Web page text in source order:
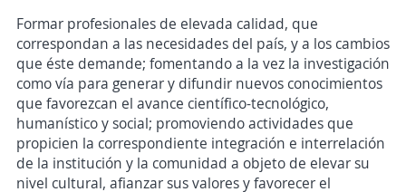
Formar profesionales de elevada calidad, que
correspondan a las necesidades del país, y a los cambios
que éste demande; fomentando a la vez la investigación
como vía para generar y difundir nuevos conocimientos
que favorezcan el avance científico-tecnológico,
humanístico y social; promoviendo actividades que
propicien la correspondiente integración e interrelación
de la institución y la comunidad a objeto de elevar su
nivel cultural, afianzar sus valores y favorecer el